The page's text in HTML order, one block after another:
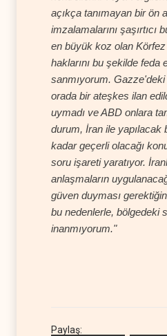
açıkça tanımayan bir ön
imzalamalarını şaşırtıcı
en büyük koz olan
haklarını bu şekilde feda
sanmıyorum. Gazze'deki
orada bir ateşkes ilan
uymadı ve ABD onlara
durum, İran ile yapılacak
kadar geçerli olacağı
soru işareti yaratıyor.
anlaşmaların
güven duyması
bu nedenlerle, bölgedeki
inanmıyorum."
Paylaş: